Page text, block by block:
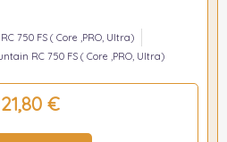
750 FS ( Core ,PRO, Ultra)
RC 750 FS ( Core ,PRO, Ultra)
€